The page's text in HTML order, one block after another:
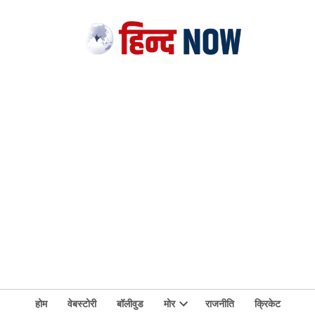
होम वेबस्टोरी बॉलीवुड मोर राजनीति
क्रिकेट